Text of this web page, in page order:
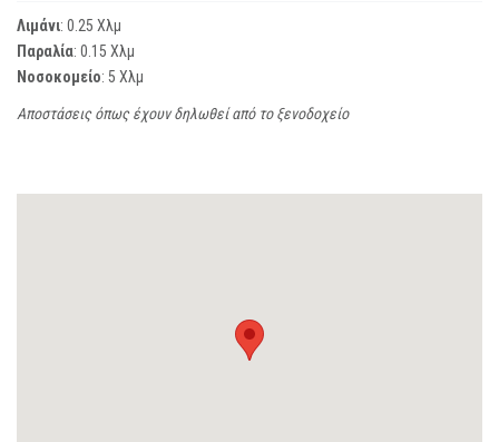
Λιμάνι: 0.25 Χλμ
Παραλία: 0.15 Χλμ
Νοσοκομείο: 5 Χλμ
Αποστάσεις όπως έχουν δηλωθεί από το ξενοδοχείο